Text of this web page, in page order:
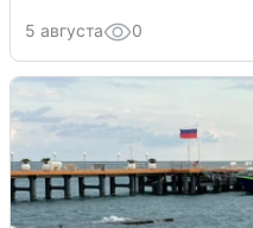
5 августа 0